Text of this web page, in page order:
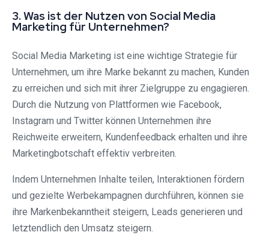
3. Was ist der Nutzen von Social Media
Marketing für Unternehmen?
Social Media Marketing ist eine wichtige Strategie für
Unternehmen, um ihre Marke bekannt zu machen, Kunden
zu erreichen und sich mit ihrer Zielgruppe zu engagieren.
Durch die Nutzung von Plattformen wie Facebook,
Instagram und Twitter können Unternehmen ihre
Reichweite erweitern, Kundenfeedback erhalten und ihre
Marketingbotschaft effektiv verbreiten.
Indem Unternehmen Inhalte teilen, Interaktionen fördern
und gezielte Werbekampagnen durchführen, können sie
ihre Markenbekanntheit steigern, Leads generieren und
letztendlich den Umsatz steigern.